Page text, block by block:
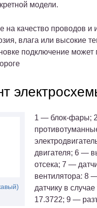
модели.
на качество проводов и
влага или высокие
подключение
1 — блок-фары;
двигателя; 6 —
отсека; 7 —
вентилятора: 8
датчику в
17.3722; 9 —